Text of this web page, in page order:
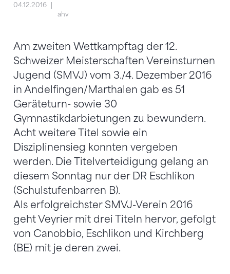
04.12.2016
ahv
Am zweiten Wettkampftag der 12.
Schweizer Meisterschaften Vereinsturnen
Jugend (SMVJ) vom 3./4. Dezember 2016
in Andelfingen/Marthalen gab es 51
Geräteturn- sowie 30
Gymnastikdarbietungen zu bewundern.
Acht weitere Titel sowie ein
Disziplinensieg konnten vergeben
werden. Die Titelverteidigung gelang an
diesem Sonntag nur der DR Eschlikon
(Schulstufenbarren B).
Als erfolgreichster SMVJ-Verein 2016
geht Veyrier mit drei Titeln hervor, gefolgt
von Canobbio, Eschlikon und Kirchberg
(BE) mit je deren zwei.